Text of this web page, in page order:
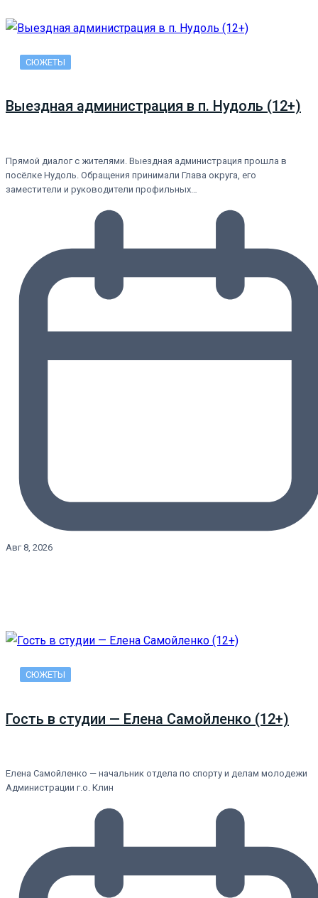
СЮЖЕТЫ
Выездная администрация в п. Нудоль (12+)
Прямой диалог с жителями. Выездная администрация прошла в
посёлке Нудоль. Обращения принимали Глава округа, его
заместители и руководители профильных…
Авг 8, 2026
СЮЖЕТЫ
Гость в студии — Елена Самойленко (12+)
Елена Самойленко — начальник отдела по спорту и делам молодежи
Администрации г.о. Клин